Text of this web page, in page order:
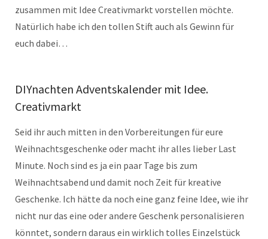
zusammen mit Idee Creativmarkt vorstellen möchte.
Natürlich habe ich den tollen Stift auch als Gewinn für
euch dabei…
DIYnachten Adventskalender mit Idee.
Creativmarkt
Seid ihr auch mitten in den Vorbereitungen für eure
Weihnachtsgeschenke oder macht ihr alles lieber Last
Minute. Noch sind es ja ein paar Tage bis zum
Weihnachtsabend und damit noch Zeit für kreative
Geschenke. Ich hätte da noch eine ganz feine Idee, wie ihr
nicht nur das eine oder andere Geschenk personalisieren
könntet, sondern daraus ein wirklich tolles Einzelstück